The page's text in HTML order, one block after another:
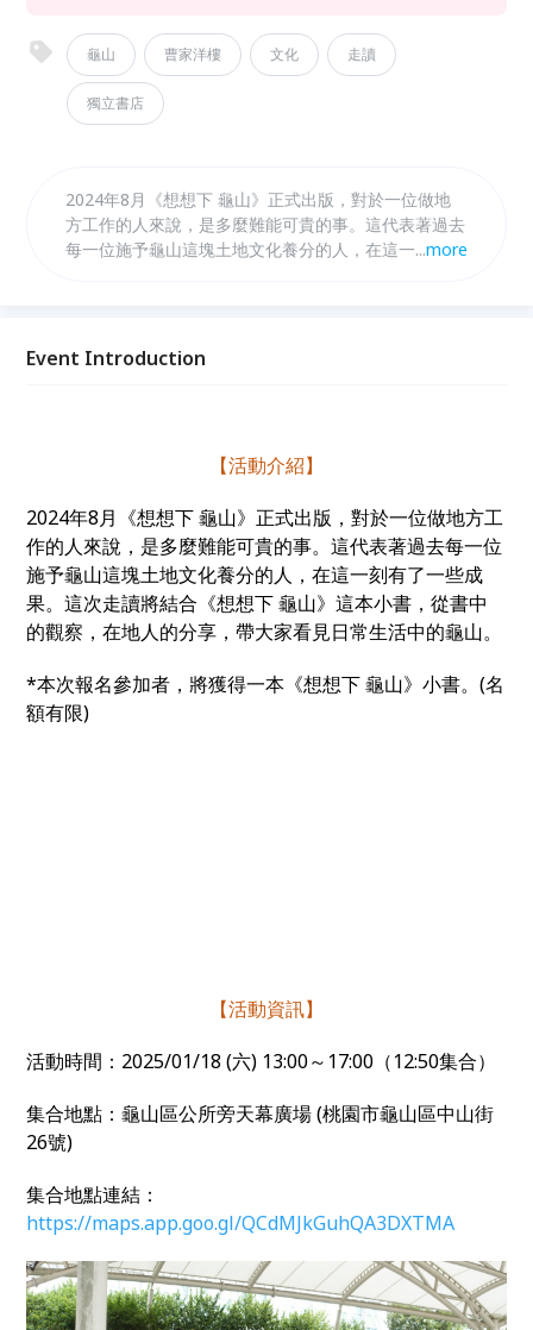
龜山 曹家洋樓 文化 走讀
獨立書店
2024年8月《想想下 龜山》正式出版，對於一位做地
方工作的人來說，是多麼難能可貴的事。這代表著過去
每一位施予龜山這塊土地文化養分的人，在這一刻有了
龜山》小書。(名額有限)
...more
Event Introduction
【活動介紹】
2024年8月《想想下 龜山》正式出版，對於一位做地方工
作的人來說，是多麼難能可貴的事。這代表著過去每一位
施予龜山這塊土地文化養分的人，在這一刻有了一些成
果。這次走讀將結合《想想下 龜山》這本小書，從書中
的觀察，在地人的分享，帶大家看見日常生活中的龜山。
*本次報名參加者，將獲得一本《想想下 龜山》小書。(名
額有限)
【活動資訊】
活動時間： 2025/01/18 (六) 13:00～ 17:00 （12:50集合）
集合地點：龜山區公所旁天幕廣場 (桃園市龜山區中山街
26號)
集合地點連結：
https://maps.app.goo.gl/QCdMJkGuhQA3DXTMA